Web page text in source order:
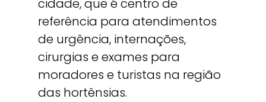
cidade, que é centro de
referência para atendimentos
de urgência, internações,
cirurgias e exames para
moradores e turistas na região
das hortênsias.